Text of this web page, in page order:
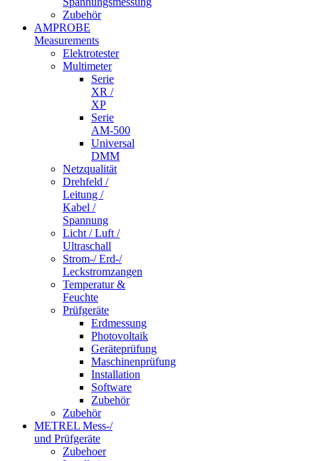
Zubehör
AMPROBE
Measurements
Elektrotester
Multimeter
Serie
XR /
XP
Serie
AM-500
Universal
DMM
Netzqualität
Drehfeld /
Leitung /
Kabel /
Spannung
Licht / Luft /
Ultraschall
Strom-/ Erd-/
Leckstromzangen
Temperatur &
Feuchte
Prüfgeräte
Erdmessung
Photovoltaik
Geräteprüfung
Maschinenprüfung
Installation
Software
Zubehör
Zubehör
METREL Mess-/
und Prüfgeräte
Zubehoer